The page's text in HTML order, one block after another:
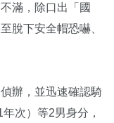
滿，除口出「國
脫下安全帽恐嚇、
辦，並迅速確認騎
次）等2男身分，